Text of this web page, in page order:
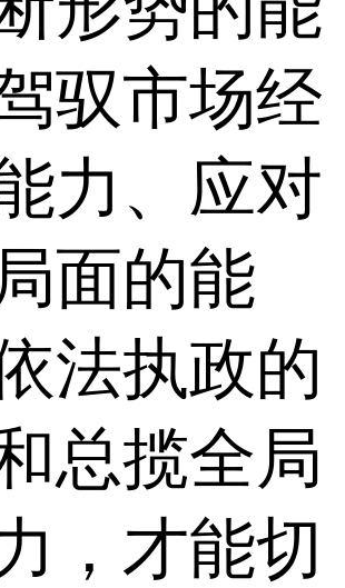
驭市场经
力、应对
面的能
法执政的
总揽全局
，才能切